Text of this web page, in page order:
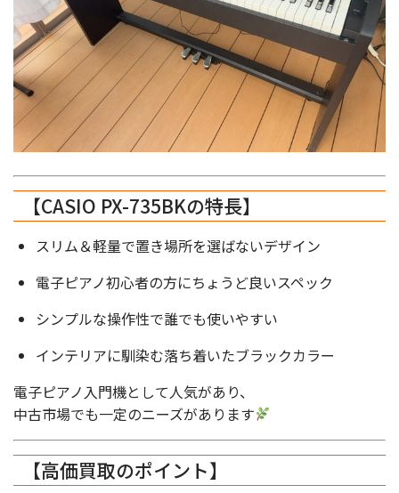
【CASIO PX-735BKの特長】
スリム＆軽量で置き場所を選ばないデザイン
電子ピアノ初心者の方にちょうど良いスペック
シンプルな操作性で誰でも使いやすい
インテリアに馴染む落ち着いたブラックカラー
電子ピアノ入門機として人気があり、
中古市場でも一定のニーズがあります
【高価買取のポイント】